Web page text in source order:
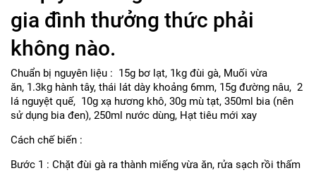
gia đình thưởng thức phải
không nào.
Chuẩn bị nguyên liệu : 15g bơ lạt, 1kg đùi gà, Muối vừa
ăn, 1.3kg hành tây, thái lát dày khoảng 6mm, 15g đường nâu, 2
lá nguyệt quế, 10g xạ hương khô, 30g mù tạt, 350ml bia (nên
sử dụng bia đen), 250ml nước dùng, Hạt tiêu mới xay
Cách chế biến :
Bước 1 : Chặt đùi gà ra thành miếng vừa ăn, rửa sạch rồi thấm